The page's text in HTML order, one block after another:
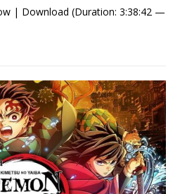
| Download (Duration: 3:38:42 —